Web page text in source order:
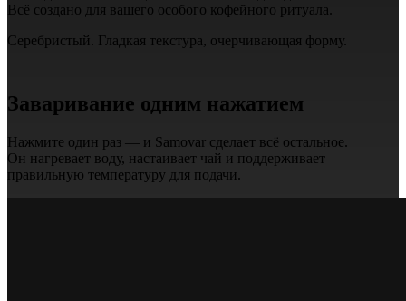
Всё создано для вашего особого кофейного ритуала.
Серебристый. Гладкая текстура, очерчивающая форму.
Заваривание одним нажатием
Нажмите один раз — и Samovar сделает всё остальное.
Он нагревает воду, настаивает чай и поддерживает
правильную температуру для подачи.